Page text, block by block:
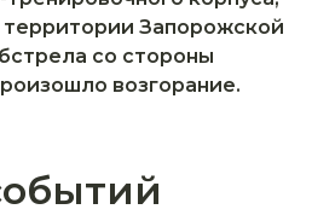
Запорожской
со стороны
возгорание.